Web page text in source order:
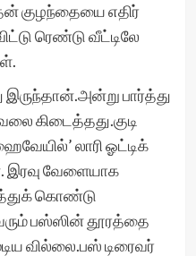
குழந்தையை எதிர்
ரெண்டு வீட்டிலே
இருந்தான்.அன்று பார்த்து
கிடைத்தது.குடி
லாரி ஓட்டிக்
வேளையாக
கொண்டு
பஸ்ஸின் தூரத்தை
வில்லை.பஸ் டிரைவர்